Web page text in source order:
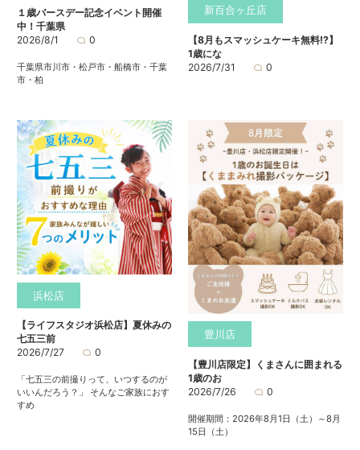
１歳バースデー記念イベント開催
中！千葉県
2026/8/1
0
千葉県市川市・松戸市・船橋市・千葉
市・柏
新百合ヶ丘店
【8月もスマッシュケーキ無料⁉】
1歳にな
2026/7/31
0
浜松店
【ライフスタジオ浜松店】夏休みの
七五三前
2026/7/27
0
「七五三の前撮りって、いつするのが
いいんだろう？」 そんなご家族におす
すめ
豊川店
【豊川店限定】くまさんに囲まれる
1歳のお
2026/7/26
0
開催期間：2026年8月1日（土）～8月
15日（土）